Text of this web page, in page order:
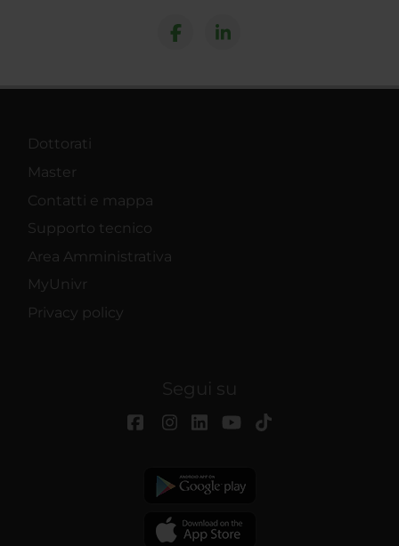
Dottorati
Master
Contatti e mappa
Supporto tecnico
Area Amministrativa
MyUnivr
Privacy policy
Segui su